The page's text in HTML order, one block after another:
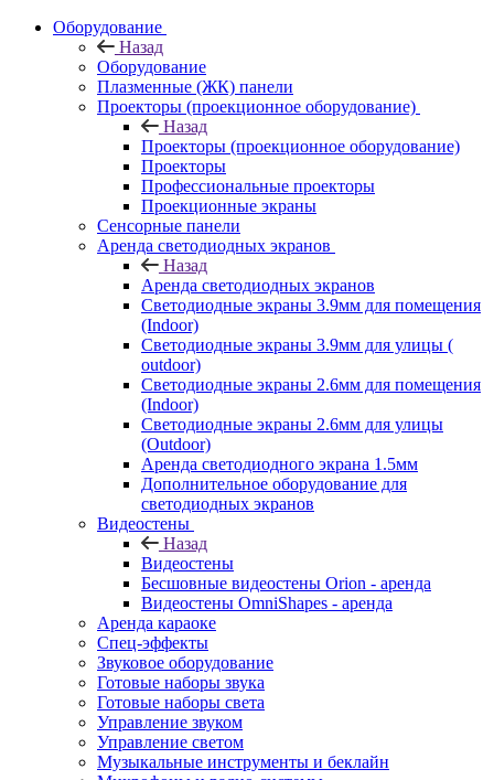
Оборудование
Назад
Оборудование
Плазменные (ЖК) панели
Проекторы (проекционное оборудование)
Назад
Проекторы (проекционное оборудование)
Проекторы
Профессиональные проекторы
Проекционные экраны
Сенсорные панели
Аренда светодиодных экранов
Назад
Аренда светодиодных экранов
Светодиодные экраны 3.9мм для помещения
(Indoor)
Светодиодные экраны 3.9мм для улицы (
outdoor)
Светодиодные экраны 2.6мм для помещения
(Indoor)
Светодиодные экраны 2.6мм для улицы
(Outdoor)
Аренда светодиодного экрана 1.5мм
Дополнительное оборудование для
светодиодных экранов
Видеостены
Назад
Видеостены
Бесшовные видеостены Orion - аренда
Видеостены OmniShapes - аренда
Аренда караоке
Спец-эффекты
Звуковое оборудование
Готовые наборы звука
Готовые наборы света
Управление звуком
Управление светом
Музыкальные инструменты и беклайн